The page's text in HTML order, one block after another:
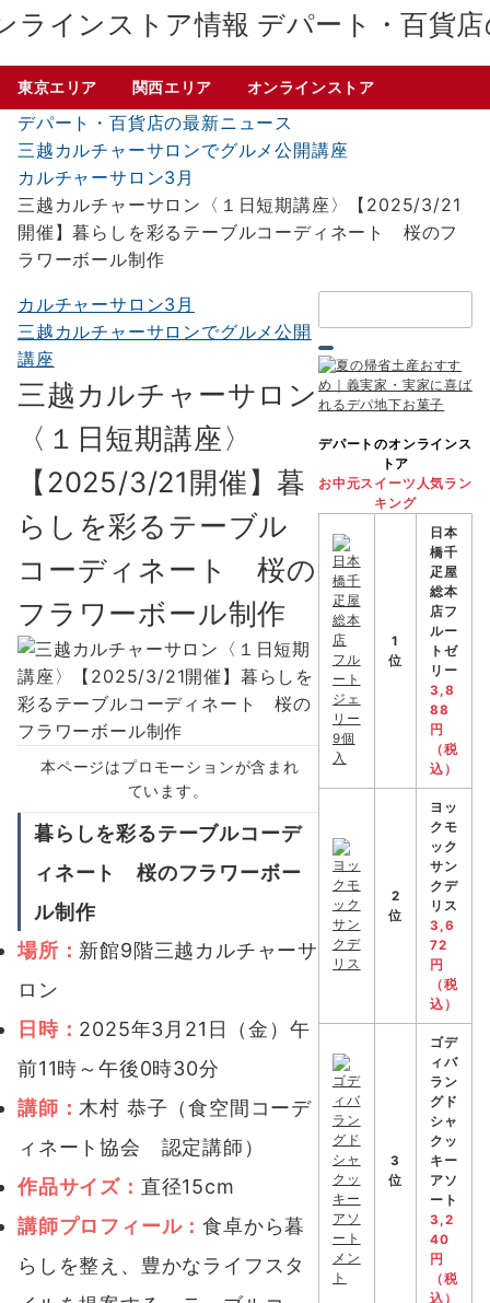
デパート・百貨
東京エリア 関西エリア オンラインストア
デパート・百貨店の最新ニュース
三越カルチャーサロンでグルメ公開講座
カルチャーサロン3月
三越カルチャーサロン〈１日短期講座〉【2025/3/21
開催】暮らしを彩るテーブルコーディネート 桜のフ
ラワーボール制作
カルチャーサロン3月
三越カルチャーサロンでグルメ公開
講座
三越カルチャーサロン
〈１日短期講座〉
【2025/3/21開催】暮
らしを彩るテーブル
コーディネート 桜の
フラワーボール制作
本ページはプロモーションが含まれ
ています。
暮らしを彩るテーブルコーデ
ィネート 桜のフラワーボー
ル制作
場所： 新館9階三越カルチャーサ
ロン
日時： 2025年3月21日（金）午
前11時～午後0時30分
講師： 木村 恭子（食空間コーデ
ィネート協会 認定講師）
作品サイズ： 直径15cm
講師プロフィール：食卓から暮
らしを整え、豊かなライフスタ
索：
デパートのオンラインス
トア
お中元スイーツ人気ラン
キング
1
位
日本
橋千
疋屋
総本
店フ
ルー
トゼ
リー
3,8
88
円
（税
込）
2
位
ヨッ
クモ
ック
サン
クデ
リス
3,6
72
円
（税
込）
3
位
ゴデ
ィバ
ラン
グド
シャ
クッ
キー
アソ
ート
3,2
40
円
（税
込）